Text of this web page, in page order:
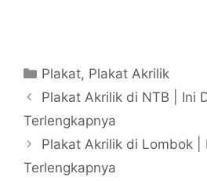
Kategori
Plakat, Plakat Akrilik
Plakat Akrilik di NTB | Ini
Terlengkapnya
Plakat Akrilik di Lombok |
Terlengkapnya